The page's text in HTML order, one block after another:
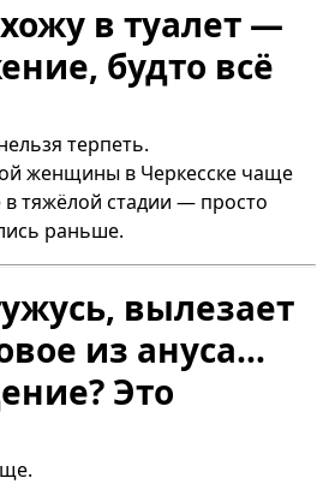
в туалет —
будто всё
терпеть.
женщины в Черкесске чаще
в тяжёлой стадии — просто
раньше.
вылезает
из ануса…
Это